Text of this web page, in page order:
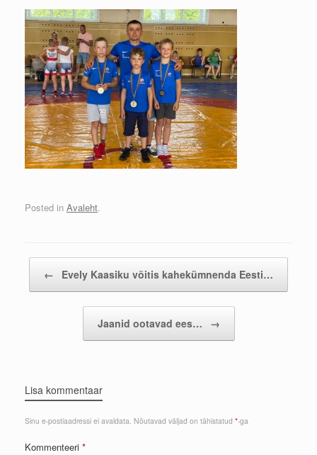
Posted in Avaleht.
← Evely Kaasiku võitis kahekümnenda Eesti…
Jaanid ootavad ees… →
Lisa kommentaar
Sinu e-postiaadressi ei avaldata. Nõutavad väljad on tähistatud *-ga
Kommenteeri *